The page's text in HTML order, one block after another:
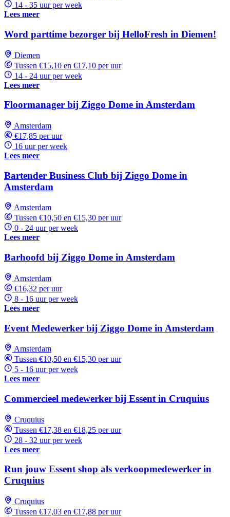
14 - 35 uur per week
Lees meer
Word parttime bezorger bij HelloFresh in Diemen!
Diemen
Tussen €15,10 en €17,10 per uur
14 - 24 uur per week
Lees meer
Floormanager bij Ziggo Dome in Amsterdam
Amsterdam
€17,85 per uur
16 uur per week
Lees meer
Bartender Business Club bij Ziggo Dome in
Amsterdam
Amsterdam
Tussen €10,50 en €15,30 per uur
0 - 24 uur per week
Lees meer
Barhoofd bij Ziggo Dome in Amsterdam
Amsterdam
€16,32 per uur
8 - 16 uur per week
Lees meer
Event Medewerker bij Ziggo Dome in Amsterdam
Amsterdam
Tussen €10,50 en €15,30 per uur
5 - 16 uur per week
Lees meer
Commercieel medewerker bij Essent in Cruquius
Cruquius
Tussen €17,38 en €18,25 per uur
28 - 32 uur per week
Lees meer
Run jouw Essent shop als verkoopmedewerker in
Cruquius
Cruquius
Tussen €17,03 en €17,88 per uur